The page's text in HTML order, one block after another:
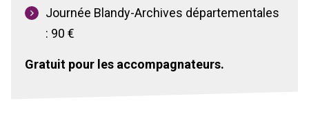
Journée Blandy-Archives départementales
: 90 €
Gratuit pour les accompagnateurs.